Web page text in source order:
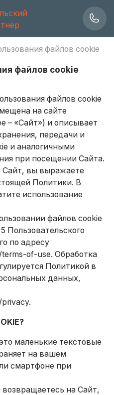
файлов cookie
файлов cookie
файлов cookie
на сайте
– «Сайт») и описывает
передачи и
и аналогичными
при посещении Сайта.
Сайт, вы выражаете
Политики. В
использование
файлов cookie
Пользовательского
по адресу
of-use. Обработка
Политикой в
данных,
.
маленькие текстовые
на вашем
смартфоне при
на Сайт,